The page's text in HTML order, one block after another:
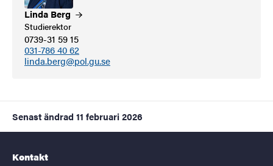
Linda Berg
Studierektor
0739-31 59 15
031-786 40 62
linda.berg@pol.gu.se
Senast ändrad 11 februari 2026
Kontakt